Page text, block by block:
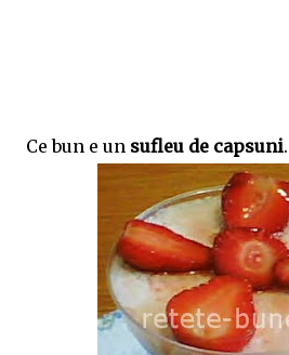
Ce bun e un sufleu de capsuni.